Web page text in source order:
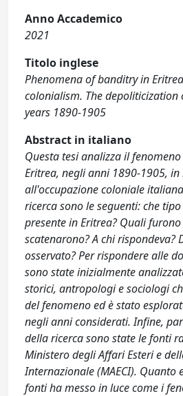
Anno Accademico
2021
Titolo inglese
Phenomena of banditry in
colonialism. The depoliticization
years 1890-1905
Abstract in italiano
Questa tesi analizza il
Eritrea, negli anni 1890-1905, in
all'occupazione coloniale
ricerca sono le seguenti: che
presente in Eritrea? Quali
scatenarono? A chi rispondeva?
osservato? Per rispondere alle
sono state inizialmente
storici, antropologi e sociologi
del fenomeno ed è stato
negli anni considerati. Infine,
della ricerca sono state le fonti
Ministero degli Affari Esteri e
Internazionale (MAECI). Quanto
fonti ha messo in luce come i